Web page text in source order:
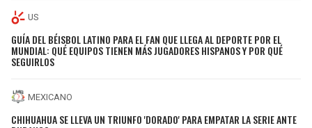
US
GUÍA DEL BÉISBOL LATINO PARA EL FAN QUE LLEGA AL DEPORTE POR EL
MUNDIAL: QUÉ EQUIPOS TIENEN MÁS JUGADORES HISPANOS Y POR QUÉ
SEGUIRLOS
MEXICANO
CHIHUAHUA SE LLEVA UN TRIUNFO 'DORADO' PARA EMPATAR LA SERIE ANTE